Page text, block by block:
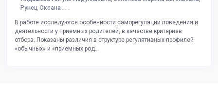
Рунец Оксана . . .
В работе исследуются особенности саморегуляции поведения и
деятельности у приемных родителей, в качестве критериев
отбора. Показаны различия в структуре регулятивных профилей
«обычных» и «приемных род...